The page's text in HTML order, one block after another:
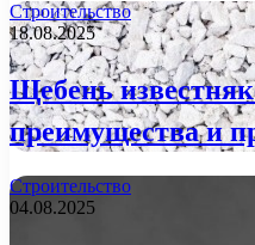
Строительство
18.08.2025
Щебень
преимущества и
Строительство
04.08.2025